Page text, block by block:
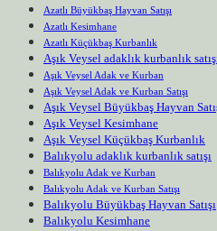
Azatlı Büyükbaş Hayvan Satışı
Azatlı Kesimhane
Azatlı Küçükbaş Kurbanlık
Aşık Veysel adaklık kurbanlık
Aşık Veysel Adak ve Kurban
Aşık Veysel Adak ve Kurban Satışı
Aşık Veysel Büyükbaş Hayvan
Aşık Veysel Kesimhane
Aşık Veysel Küçükbaş Kurbanlık
Balıkyolu adaklık kurbanlık satışı
Balıkyolu Adak ve Kurban
Balıkyolu Adak ve Kurban Satışı
Balıkyolu Büyükbaş Hayvan Satışı
Balıkyolu Kesimhane